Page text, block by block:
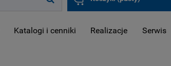
Katalogi i cenniki Realizacje Serwis